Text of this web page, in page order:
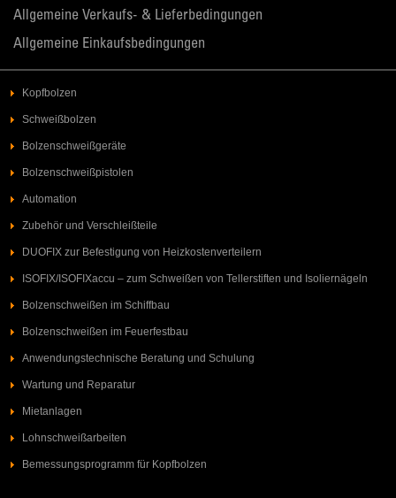
Allgemeine Verkaufs- & Lieferbedingungen
Allgemeine Einkaufsbedingungen
Kopfbolzen
Schweißbolzen
Bolzenschweißgeräte
Bolzenschweißpistolen
Automation
Zubehör und Verschleißteile
DUOFIX zur Befestigung von Heizkostenverteilern
ISOFIX/ISOFIXaccu – zum Schweißen von Tellerstiften und Isoliernägeln
Bolzenschweißen im Schiffbau
Bolzenschweißen im Feuerfestbau
Anwendungstechnische Beratung und Schulung
Wartung und Reparatur
Mietanlagen
Lohnschweißarbeiten
Bemessungsprogramm für Kopfbolzen